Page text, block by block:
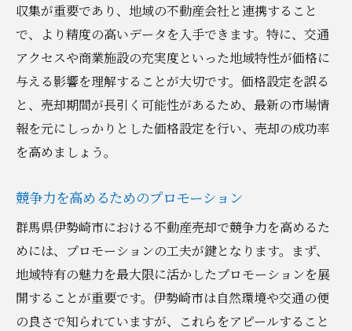
収集が重要であり、地域の不動産会社と連携すること
で、より精度の高いデータを入手できます。特に、交通
アクセスや商業施設の充実度といった地域特性が価格に
与える影響を理解することが大切です。価格設定を誤る
と、売却期間が長引く可能性があるため、最新の市場情
報を元にしっかりとした価格設定を行い、売却の成功率
を高めましょう。
競争力を高めるためのプロモーション
群馬県伊勢崎市における不動産売却で競争力を高めるた
めには、プロモーションの工夫が鍵となります。まず、
地域特有の魅力を最大限に活かしたプロモーションを展
開することが重要です。伊勢崎市は自然環境や交通の便
の良さで知られていますが、これらをアピールすること